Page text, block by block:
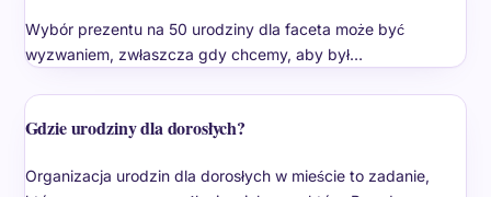
Wybór prezentu na 50 urodziny dla faceta może być
wyzwaniem, zwłaszcza gdy chcemy, aby był…
Gdzie urodziny dla dorosłych?
Organizacja urodzin dla dorosłych w mieście to zadanie,